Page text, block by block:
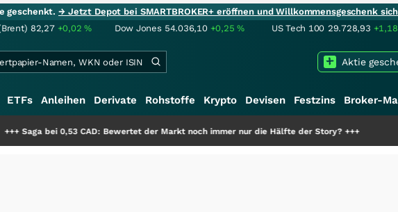
geschenkt.→ Jetzt Depot bei SMARTBROKER+ eröffnen und Willkommensgeschenk
82,27 +0,02% Dow Jones 54.036,10 +0,25% US Tech 100 29.728,93
Aktie
ETFs Anleihen Derivate Rohstoffe Krypto Devisen Festzins Broker-
CAD: Bewertet der Markt noch immer nur die Hälfte der Story?+++